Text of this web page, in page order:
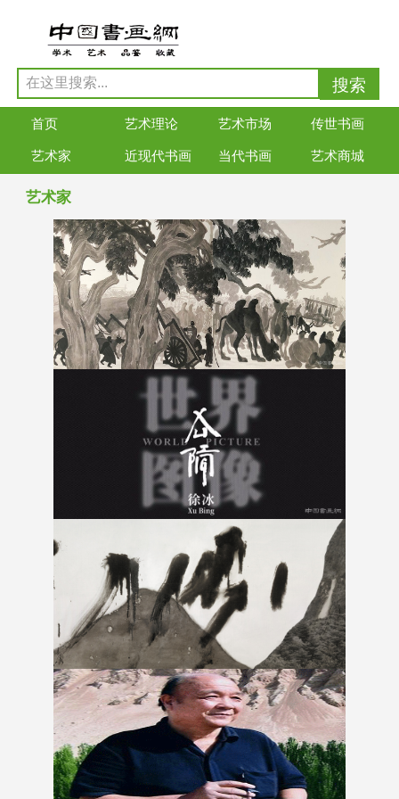
首页 艺术理论 艺术市场 传世书画
艺术家 近现代书画 当代书画 艺术商城
艺术家